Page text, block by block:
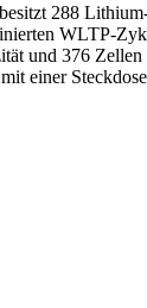
288
WLTP-
und 376
einer